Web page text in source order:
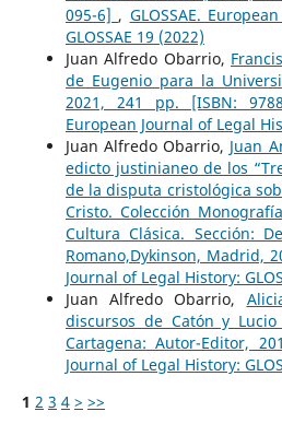
095-6] , GLOSSAE.
GLOSSAE 19 (2022)
Juan Alfredo Obarrio,
de Eugenio para la
2021, 241 pp. [ISBN:
European Journal of Legal
Juan Alfredo Obarrio, Juan
edicto justinianeo de los
de la disputa cristológica
Cristo. Colección
Cultura Clásica. Sección:
Romano,Dykinson, Madrid,
Journal of Legal History:
Juan Alfredo Obarrio,
discursos de Catón y
Cartagena: Autor-Editor,
Journal of Legal History:
1 2 3 4 > >>